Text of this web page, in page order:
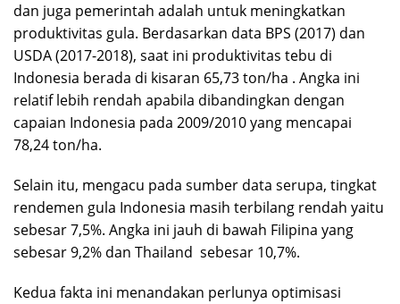
dan juga pemerintah adalah untuk meningkatkan
produktivitas gula. Berdasarkan data BPS (2017) dan
USDA (2017-2018), saat ini produktivitas tebu di
Indonesia berada di kisaran 65,73 ton/ha . Angka ini
relatif lebih rendah apabila dibandingkan dengan
capaian Indonesia pada 2009/2010 yang mencapai
78,24 ton/ha.
Selain itu, mengacu pada sumber data serupa, tingkat
rendemen gula Indonesia masih terbilang rendah yaitu
sebesar 7,5%. Angka ini jauh di bawah Filipina yang
sebesar 9,2% dan Thailand sebesar 10,7%.
Kedua fakta ini menandakan perlunya optimisasi